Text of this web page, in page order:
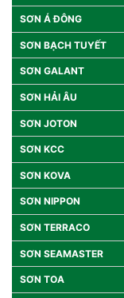
SƠN Á ĐÔNG
SƠN BẠCH TUYẾT
SƠN GALANT
SƠN HẢI ÂU
SƠN JOTON
SƠN KCC
SƠN KOVA
SƠN NIPPON
SƠN TERRACO
SƠN SEAMASTER
SƠN TOA